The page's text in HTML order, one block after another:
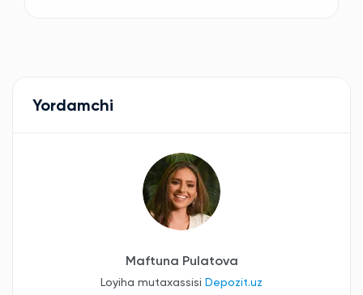
Yordamchi
Maftuna Pulatova
Loyiha mutaxassisi Depozit.uz